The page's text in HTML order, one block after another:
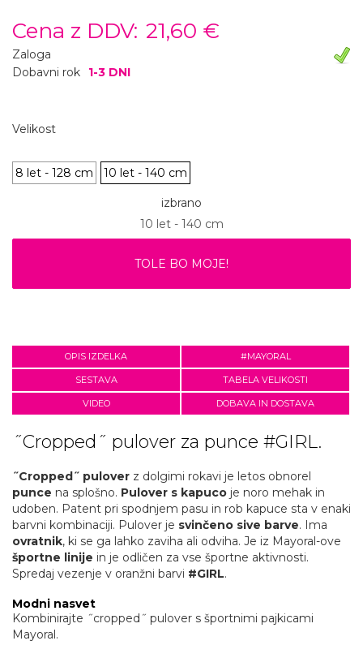
Cena z DDV: 21,60 €
Zaloga
Dobavni rok
1-3 DNI
Velikost
8 let - 128 cm 10 let - 140 cm
izbrano
10 let - 140 cm
TOLE BO MOJE!
OPIS IZDELKA #MAYORAL
SESTAVA TABELA VELIKOSTI
VIDEO DOBAVA IN DOSTAVA
˝Cropped˝ pulover za punce #GIRL.
˝Cropped˝ pulover z dolgimi rokavi je letos obnorel
punce na splošno. Pulover s kapuco je noro mehak in
udoben. Patent pri spodnjem pasu in rob kapuce sta v enaki
barvni kombinaciji. Pulover je svinčeno sive barve. Ima
ovratnik, ki se ga lahko zaviha ali odviha. Je iz Mayoral-ove
športne linije in je odličen za vse športne aktivnosti.
Spredaj vezenje v oranžni barvi #GIRL.
Modni nasvet
Kombinirajte ˝cropped˝ pulover s športnimi pajkicami
Mayoral.